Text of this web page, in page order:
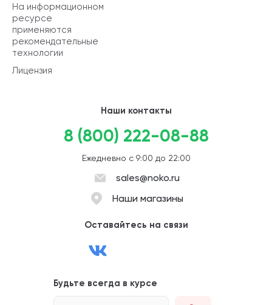
На информационном
ресурсе
применяются
рекомендательные
технологии
Лицензия
Наши контакты
8 (800) 222-08-88
Ежедневно с 9:00 до 22:00
sales@noko.ru
Наши магазины
Оставайтесь на связи
Будьте всегда в курсе